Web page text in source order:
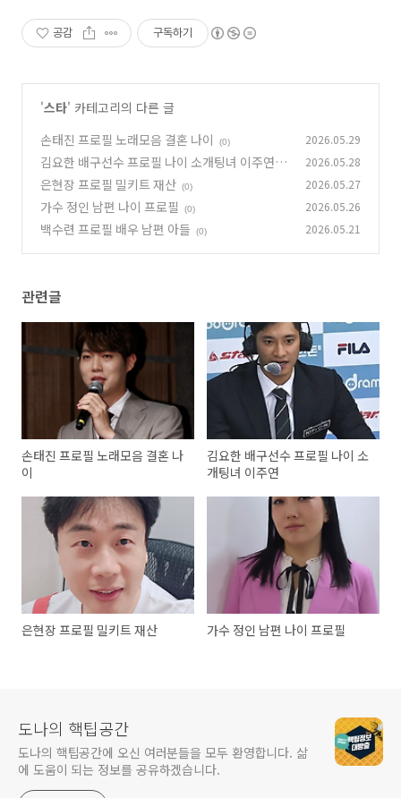
공감 구독하기
'스타' 카테고리의 다른 글
손태진 프로필 노래모음 결혼 나이
(0) 2026.05.29
김요한 배구선수 프로필 나이 소개팅녀 이주연
(0)
2026.05.28
은현장 프로필 밀키트 재산 (0) 2026.05.27
가수 정인 남편 나이 프로필 (0) 2026.05.26
백수련 프로필 배우 남편 아들 (0) 2026.05.21
관련글
손태진 프로필 노래모음 결혼 나
이
김요한 배구선수 프로필 나이 소
개팅녀 이주연
은현장 프로필 밀키트 재산 가수 정인 남편 나이 프로필
도나의 핵팁공간
도나의 핵팁공간에 오신 여러분들을 모두 환영합니다. 삶
에 도움이 되는 정보를 공유하겠습니다.